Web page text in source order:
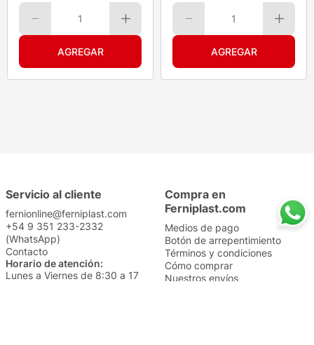
1 1
Servicio al cliente
fernionline@ferniplast.com
+54 9 351 233-2332
(WhatsApp)
Contacto
Horario de atención:
Lunes a Viernes de 8:30 a 17
Compra en
Ferniplast.com
Medios de pago
Botón de arrepentimiento
Términos y condiciones
Cómo comprar
Nuestros envíos